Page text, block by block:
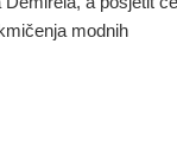
modnih